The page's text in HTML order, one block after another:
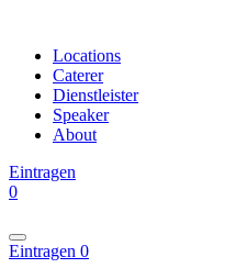
Locations
Caterer
Dienstleister
Speaker
About
Eintragen
0
Eintragen 0